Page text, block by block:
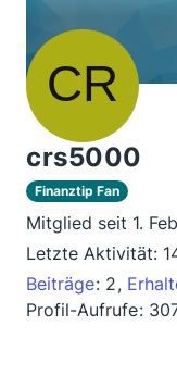
crs5000
Finanztip Fan
Mitglied seit 1.
Letzte Aktivität:
Beiträge 2
Profil-Aufrufe